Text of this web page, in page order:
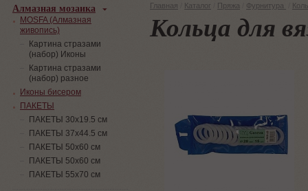
Главная Каталог Пряжа Фурнитура
Кольца для
Алмазная мозаика
MOSFA (Алмазная
живопись)
Картина стразами
(набор) Иконы
Картина стразами
(набор) разное
Иконы бисером
ПАКЕТЫ
ПАКЕТЫ 30х19.5 см
ПАКЕТЫ 37х44.5 см
ПАКЕТЫ 50х60 см
ПАКЕТЫ 50х60 см
ПАКЕТЫ 55х70 см